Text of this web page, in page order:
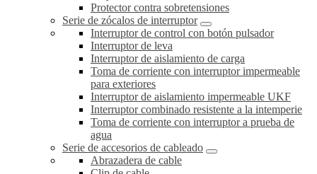
Protector contra sobretensiones
Serie de zócalos de interruptor
Interruptor de control con botón pulsador
Interruptor de leva
Interruptor de aislamiento de carga
Toma de corriente con interruptor impermeable
para exteriores
Interruptor de aislamiento impermeable UKF
Interruptor combinado resistente a la intemperie
Toma de corriente con interruptor a prueba de
agua
Serie de accesorios de cableado
Abrazadera de cable